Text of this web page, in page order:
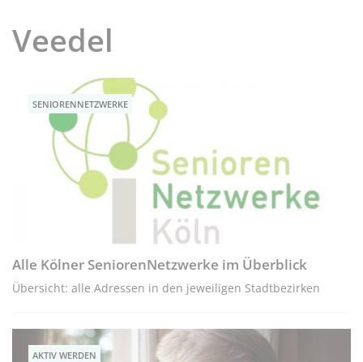
Veedel
SENIORENNETZWERKE
Alle Kölner SeniorenNetzwerke im Überblick
Übersicht: alle Adressen in den jeweiligen Stadtbezirken
AKTIV WERDEN